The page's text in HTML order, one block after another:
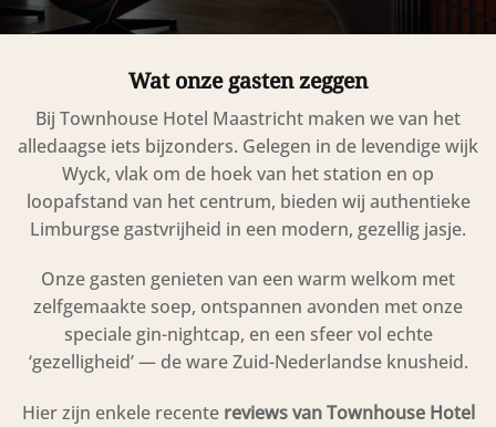
Wat onze gasten zeggen
Bij Townhouse Hotel Maastricht maken we van het
alledaagse iets bijzonders. Gelegen in de levendige wijk
Wyck, vlak om de hoek van het station en op
loopafstand van het centrum, bieden wij authentieke
Limburgse gastvrijheid in een modern, gezellig jasje.
Onze gasten genieten van een warm welkom met
zelfgemaakte soep, ontspannen avonden met onze
speciale gin-nightcap, en een sfeer vol echte
‘gezelligheid’ — de ware Zuid-Nederlandse knusheid.
Hier zijn enkele recente reviews van Townhouse Hotel